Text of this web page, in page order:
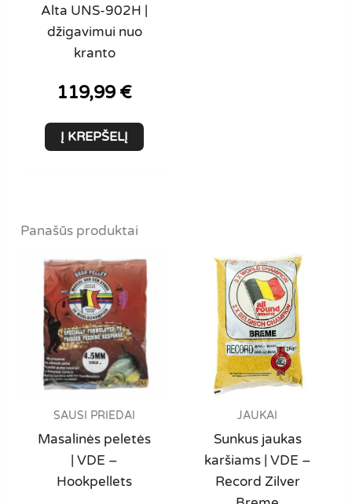
Alta UNS-902H |
džigavimui nuo
kranto
119,99 €
Į KREPŠELĮ
Panašūs produktai
SAUSI PRIEDAI
Masalinės peletės
| VDE –
Hookpellets
JAUKAI
Sunkus jaukas
karšiams | VDE –
Record Zilver